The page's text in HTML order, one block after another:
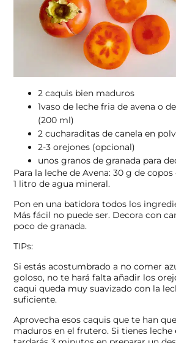
2 caquis bien maduros
1vaso de leche fria de avena o
(200 ml)
2 cucharaditas de canela en
2-3 orejones (opcional)
unos granos de granada para
Para la leche de Avena: 30 g de
1 litro de agua mineral.
Pon en una batidora todos los
Más fácil no puede ser. Decora con
poco de granada.
TIPs:
Si estás acostumbrado a no comer
goloso, no te hará falta añadir los
caqui queda muy suavizado con la
suficiente.
Aprovecha esos caquis que te han
maduros en el frutero. Si tienes leche